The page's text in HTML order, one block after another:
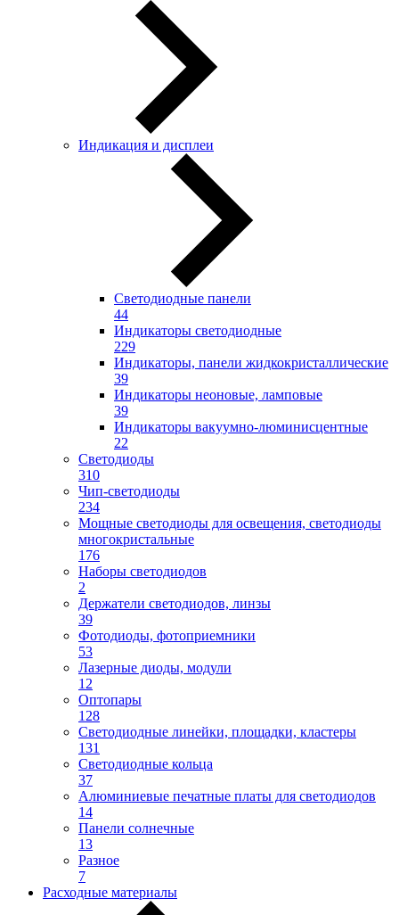
Индикация и дисплеи
Светодиодные панели
44
Индикаторы светодиодные
229
Индикаторы, панели жидкокристаллические
39
Индикаторы неоновые, ламповые
39
Индикаторы вакуумно-люминисцентные
22
Светодиоды
310
Чип-светодиоды
234
Мощные светодиоды для освещения, светодиоды
многокристальные
176
Наборы светодиодов
2
Держатели светодиодов, линзы
39
Фотодиоды, фотоприемники
53
Лазерные диоды, модули
12
Оптопары
128
Светодиодные линейки, площадки, кластеры
131
Светодиодные кольца
37
Алюминиевые печатные платы для светодиодов
14
Панели солнечные
13
Разное
7
Расходные материалы